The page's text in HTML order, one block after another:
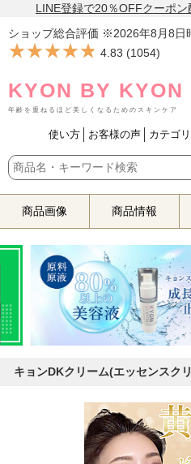
LINE登録で20％OFFクーポ
ショップ総合評価 ※2026年8月8日
★★★★★
★★★★★ 4.83 (1054)
KYON BY KYON
年齢を重ねるほど美しくなるためのスキンケア
使い方 お客様の声 カテゴ
商品画像 商品情報
キョンDKクリーム(エッセンスク